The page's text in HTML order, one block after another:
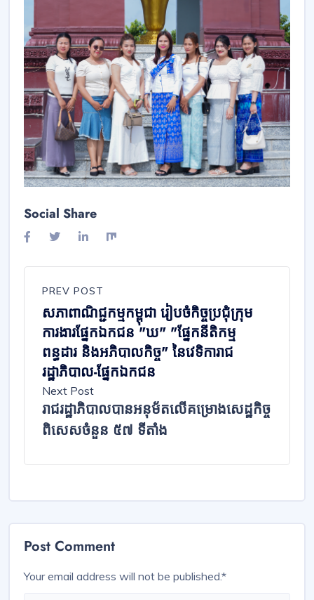
Social Share
PREV POST
សភាពាណិជ្ជកម្មកម្ពុជា រៀបចំកិច្ចប្រជុំក្រុម
ការងារផ្នែកឯកជន "ឃ" "ផ្នែកនីតិកម្ម
ពន្ធដារ និងអភិបាលកិច្ច" នៃវេទិការាជ
រដ្ឋាភិបាល-ផ្នែកឯកជន
Next Post
រាជរដ្ឋាភិបាលបានអនុម័តលើគម្រោងសេដ្ឋកិច្ច
ពិសេសចំនួន ៥៧ ទីតាំង
Post Comment
Your email address will not be published.*